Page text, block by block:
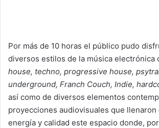
Por más de 10 horas el público pudo
diversos estilos de la música electrónica
house, techno, progressive house,
underground, Franch Couch, Indie,
así como de diversos elementos
proyecciones audiovisuales que llenaron
energía y calidad este espacio donde,